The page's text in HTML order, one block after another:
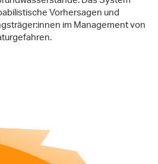
Vorhersagen und
im Management von